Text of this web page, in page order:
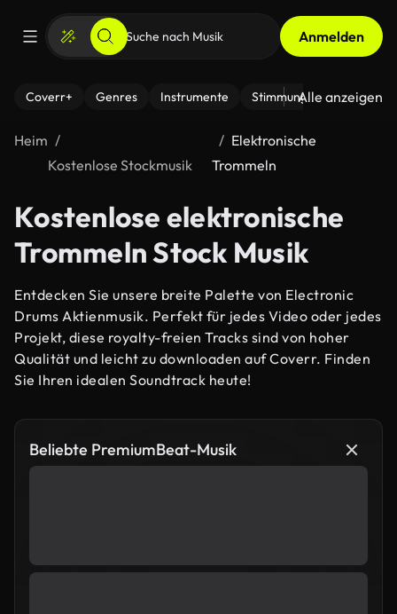
Anmelden
Coverr+ Genres Instrumente StimmungAlle anzeigen
Heim
Kostenlose Stockmusik
Elektronische
Trommeln
Kostenlose elektronische
Trommeln Stock Musik
Entdecken Sie unsere breite Palette von Electronic
Drums Aktienmusik. Perfekt für jedes Video oder jedes
Projekt, diese royalty-freien Tracks sind von hoher
Qualität und leicht zu downloaden auf Coverr. Finden
Sie Ihren idealen Soundtrack heute!
Beliebte PremiumBeat-Musik